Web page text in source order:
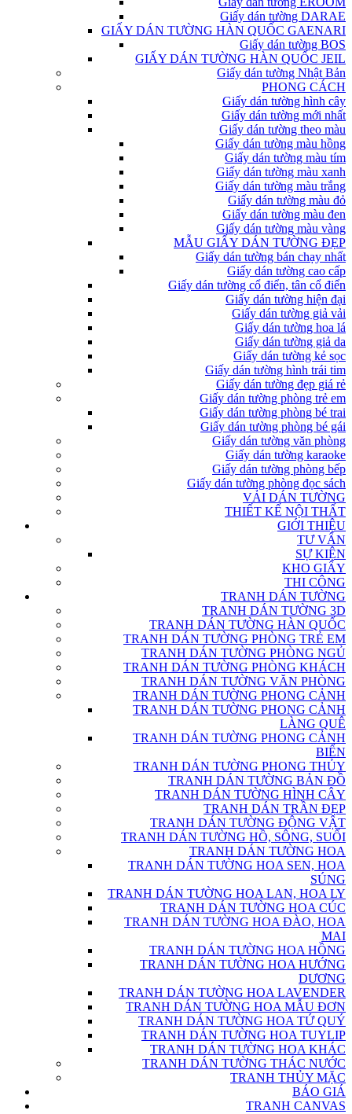
Giấy dán tường DARAE
GIẤY DÁN TƯỜNG HÀN QUỐC GAENARI
Giấy dán tường BOS
GIẤY DÁN TƯỜNG HÀN QUỐC JEIL
Giấy dán tường Nhật Bản
PHONG CÁCH
Giấy dán tường hình cây
Giấy dán tường mới nhất
Giấy dán tường theo màu
Giấy dán tường màu hồng
Giấy dán tường màu tím
Giấy dán tường màu xanh
Giấy dán tường màu trắng
Giấy dán tường màu đỏ
Giấy dán tường màu đen
Giấy dán tường màu vàng
MẪU GIẤY DÁN TƯỜNG ĐẸP
Giấy dán tường bán chạy nhất
Giấy dán tường cao cấp
Giấy dán tường cổ điển, tân cổ điển
Giấy dán tường hiện đại
Giấy dán tường giả vải
Giấy dán tường hoa lá
Giấy dán tường giả da
Giấy dán tường kẻ sọc
Giấy dán tường hình trái tim
Giấy dán tường đẹp giá rẻ
Giấy dán tường phòng trẻ em
Giấy dán tường phòng bé trai
Giấy dán tường phòng bé gái
Giấy dán tường văn phòng
Giấy dán tường karaoke
Giấy dán tường phòng bếp
Giấy dán tường phòng đọc sách
VẢI DÁN TƯỜNG
THIẾT KẾ NỘI THẤT
GIỚI THIỆU
TƯ VẤN
SỰ KIỆN
KHO GIẤY
THI CÔNG
TRANH DÁN TƯỜNG
TRANH DÁN TƯỜNG 3D
TRANH DÁN TƯỜNG HÀN QUỐC
TRANH DÁN TƯỜNG PHÒNG TRẺ EM
TRANH DÁN TƯỜNG PHÒNG NGỦ
TRANH DÁN TƯỜNG PHÒNG KHÁCH
TRANH DÁN TƯỜNG VĂN PHÒNG
TRANH DÁN TƯỜNG PHONG CẢNH
TRANH DÁN TƯỜNG PHONG CẢNH
LÀNG QUÊ
TRANH DÁN TƯỜNG PHONG CẢNH
BIỂN
TRANH DÁN TƯỜNG PHONG THỦY
TRANH DÁN TƯỜNG BẢN ĐỒ
TRANH DÁN TƯỜNG HÌNH CÂY
TRANH DÁN TRẦN ĐẸP
TRANH DÁN TƯỜNG ĐỘNG VẬT
TRANH DÁN TƯỜNG HỒ, SÔNG, SUỐI
TRANH DÁN TƯỜNG HOA
TRANH DÁN TƯỜNG HOA SEN, HOA
SÚNG
TRANH DÁN TƯỜNG HOA LAN, HOA LY
TRANH DÁN TƯỜNG HOA CÚC
TRANH DÁN TƯỜNG HOA ĐÀO, HOA
MAI
TRANH DÁN TƯỜNG HOA HỒNG
TRANH DÁN TƯỜNG HOA HƯỚNG
DƯƠNG
TRANH DÁN TƯỜNG HOA LAVENDER
TRANH DÁN TƯỜNG HOA MẪU ĐƠN
TRANH DÁN TƯỜNG HOA TỨ QUÝ
TRANH DÁN TƯỜNG HOA TUYLIP
TRANH DÁN TƯỜNG HOA KHÁC
TRANH DÁN TƯỜNG THÁC NƯỚC
TRANH THỦY MẶC
BÁO GIÁ
TRANH CANVAS